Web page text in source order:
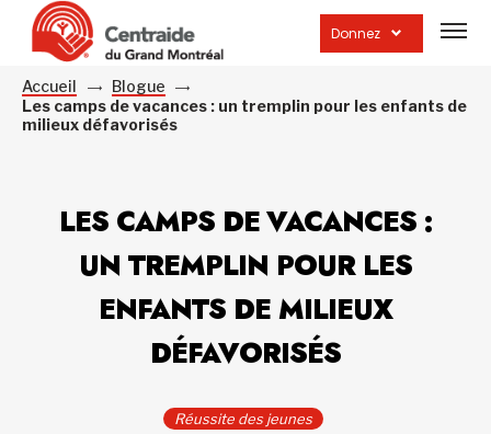
Donnez
la
Accueil
Blogue
Les camps de vacances : un tremplin pour les enfants de
milieux défavorisés
LES CAMPS DE VACANCES :
UN TREMPLIN POUR LES
ENFANTS DE MILIEUX
DÉFAVORISÉS
Réussite des jeunes